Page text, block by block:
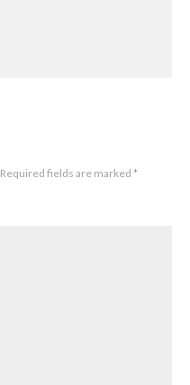
Required fields are marked *